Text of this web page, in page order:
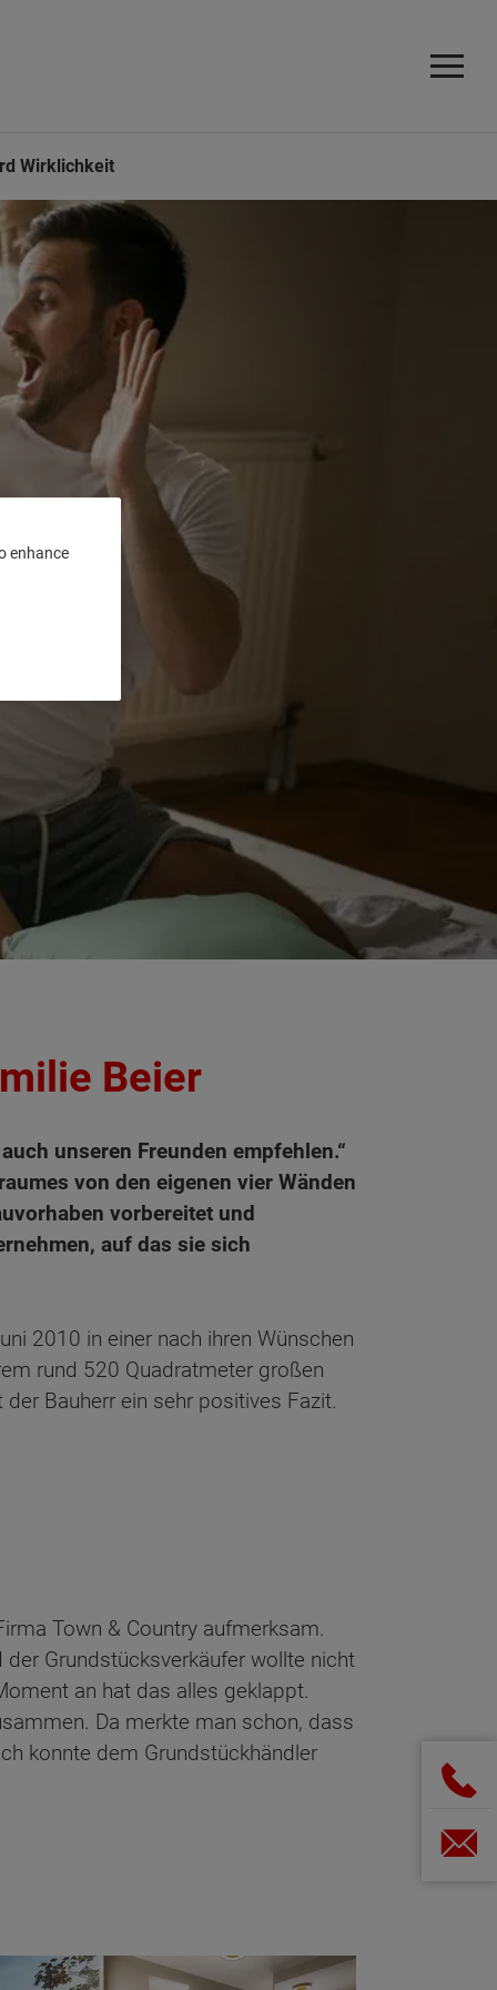
Wirklichkeit
Beier
unseren Freunden empfehlen.“
von den eigenen vier Wänden
vorbereitet und
auf das sie sich
2010 in einer nach ihren Wünschen
rund 520 Quadratmeter großen
Bauherr ein sehr positives Fazit.
Town & Country aufmerksam.
Grundstücksverkäufer wollte nicht
an hat das alles geklappt.
Da merkte man schon, dass
konnte dem Grundstückhändler
enhance